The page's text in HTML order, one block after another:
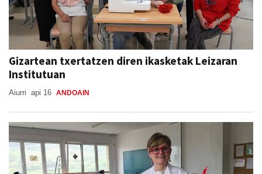
Gizartean txertatzen diren ikasketak Leizaran
Institutuan
Aiurri api 16 ANDOAIN